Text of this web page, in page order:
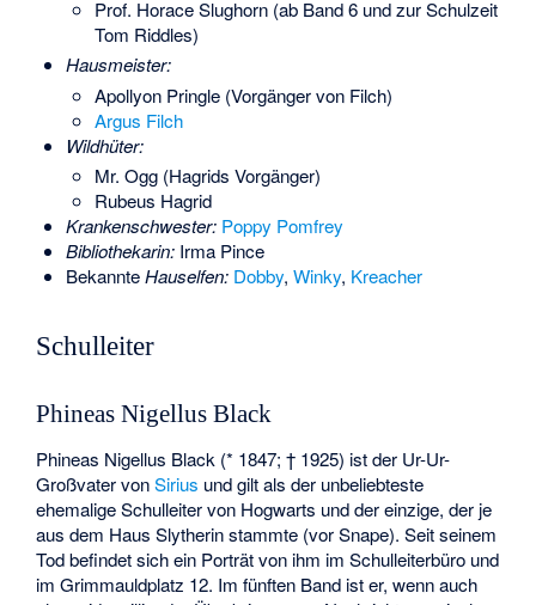
Prof. Horace Slughorn (ab Band 6 und zur Schulzeit
Tom Riddles)
Hausmeister:
Apollyon Pringle (Vorgänger von Filch)
Argus Filch
Wildhüter:
Mr. Ogg (Hagrids Vorgänger)
Rubeus Hagrid
Krankenschwester: Poppy Pomfrey
Bibliothekarin:Irma Pince
BekannteHauselfen: Dobby, Winky, Kreacher
Schulleiter
Phineas Nigellus Black
Phineas Nigellus Black (* 1847; † 1925) ist der Ur-Ur-
Großvater vonSirius und gilt als der unbeliebteste
ehemalige Schulleiter von Hogwarts und der einzige, der je
aus dem Haus Slytherin stammte (vor Snape). Seit seinem
Tod befindet sich ein Porträt von ihm im Schulleiterbüro und
im Grimmauldplatz 12. Im fünften Band ist er, wenn auch